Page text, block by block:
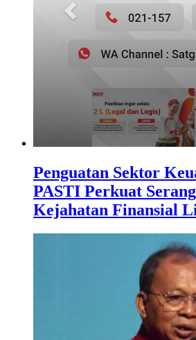
Penguatan Sektor
PASTI Perkuat
Kejahatan Finansial